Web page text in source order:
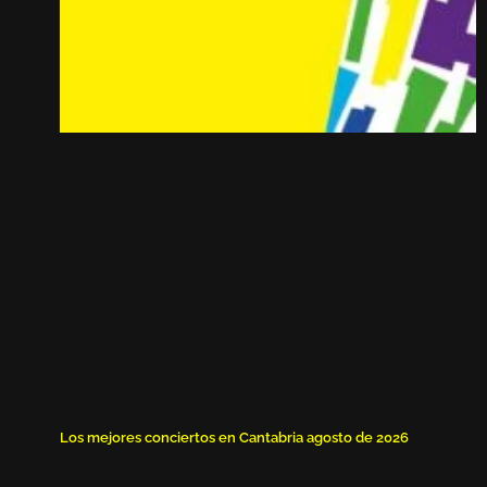
Los mejores conciertos en Cantabria agosto de 2026